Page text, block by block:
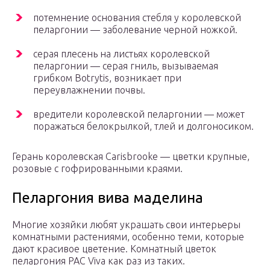
потемнение основания стебля у королевской
пеларгонии — заболевание черной ножкой.
серая плесень на листьях королевской
пеларгонии — серая гниль, вызываемая
грибком Botrytis, возникает при
переувлажнении почвы.
вредители королевской пеларгонии — может
поражаться белокрылкой, тлей и долгоносиком.
Герань королевская Carisbrooke — цветки крупные,
розовые с гофрированными краями.
Пеларгония вива маделина
Многие хозяйки любят украшать свои интерьеры
комнатными растениями, особенно теми, которые
дают красивое цветение. Комнатный цветок
пеларгония PAC Viva как раз из таких.